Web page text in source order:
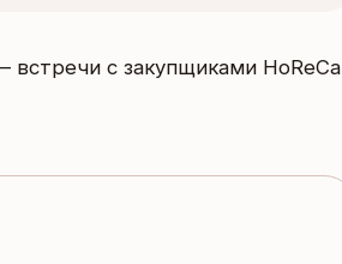
встречи с закупщиками HoReCa